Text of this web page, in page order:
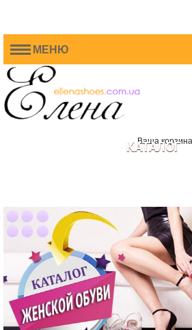
МЕНЮ
Ваша
КАТАЛОГ